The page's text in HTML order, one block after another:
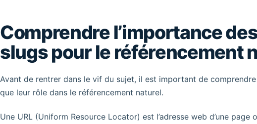
Comprendre l’importance
slugs pour le référencement
Avant de rentrer dans le vif du sujet, il est important de comprendre
que leur rôle dans le référencement naturel.
Une URL (Uniform Resource Locator) est l’adresse web d’une page